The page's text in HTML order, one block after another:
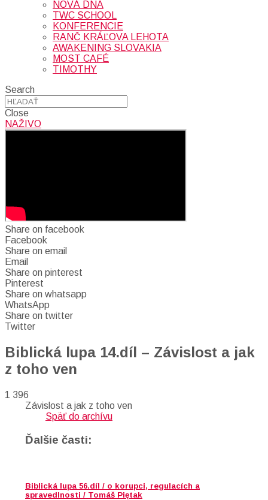
NOVÁ DNA
TWC SCHOOL
KONFERENCIE
RANČ KRÁĽOVA LEHOTA
AWAKENING SLOVAKIA
MOST CAFÉ
TIMOTHY
Search
Close
NAŽIVO
Share on facebook
Facebook
Share on email
Email
Share on pinterest
Pinterest
Share on whatsapp
WhatsApp
Share on twitter
Twitter
Biblická lupa 14.díl – Závislost a jak
z toho ven
1 396
Závislost a jak z toho ven
Späť do archívu
Ďalšie časti:
Biblická lupa 56.díl / o korupci, regulacích a
spravedlnosti / Tomáš Piętak